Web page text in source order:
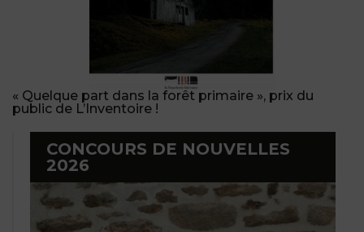
« Quelque part dans la forêt primaire », prix du
public de L’Inventoire !
CONCOURS DE NOUVELLES
2026